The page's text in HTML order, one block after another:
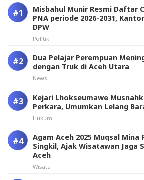
Misbahul Munir Resmi Daftar
PNA periode 2026-2031,
DPW
Politik
Dua Pelajar Perempuan
dengan Truk di Aceh Utara
News
Kejari Lhokseumawe
Perkara, Umumkan Lelang
Hukum
Agam Aceh 2025 Muqsal Mina
Singkil, Ajak Wisatawan Jaga
Aceh
Wisata